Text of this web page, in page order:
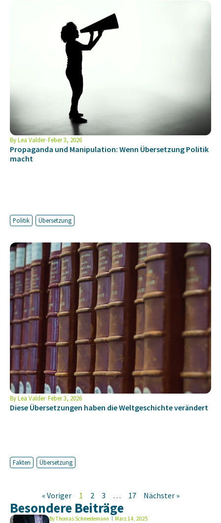
ByLea Valder Feber 3, 2026
Propaganda und Manipulation: Wenn Übersetzung Politik
macht
Politik Übersetzung
ByLea Valder Feber 3, 2026
Diese Übersetzungen haben die Weltgeschichte verändert
Fakten Übersetzung
« Voriger 1 2 3 … 17 Nächster »
Besondere Beiträge
ByThomas Schmedemann März 14, 2025